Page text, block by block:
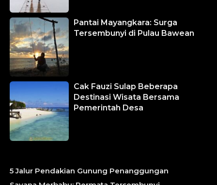
Pantai Mayangkara: Surga
Tersembunyi di Pulau Bawean
Cak Fauzi Sulap Beberapa
Destinasi Wisata Bersama
Pemerintah Desa
5 Jalur Pendakian Gunung Penanggungan